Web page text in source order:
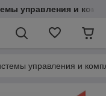
управления и
управления и